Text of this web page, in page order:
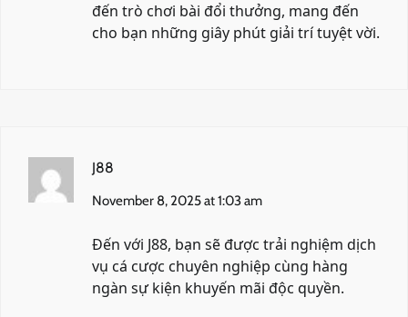
đến trò chơi bài đổi thưởng, mang đến
cho bạn những giây phút giải trí tuyệt vời.
J88
November 8, 2025 at 1:03 am
Đến với J88, bạn sẽ được trải nghiệm dịch
vụ cá cược chuyên nghiệp cùng hàng
ngàn sự kiện khuyến mãi độc quyền.